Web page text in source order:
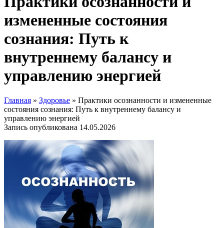
измененные состояния
сознания: Путь к
внутреннему балансу и
управлению энергией
Главная » Здоровье » Практики осознанности и измененные
состояния сознания: Путь к внутреннему балансу и
управлению энергией
Запись опубликована 14.05.2026